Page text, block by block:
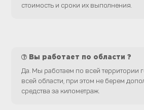
стоимость и сроки их выполнения.
Вы работает по области ?
Да. Мы работаем по всей территории
всей области, при этом не берем
средства за километраж.